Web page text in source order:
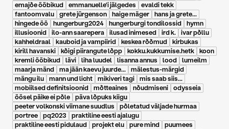
emajõe ööbikud
emmanuelle'i jälgedes
evaldi tekk
fantoomvalu
grete jürgenson haige mäger
hans ja grete...
hingede öö
hungerburg2024 hungerburgi tondilossid
hymn
illusioonid
ilo-ann saarepera ilusad inimesed ird k.
ivar põllu
kahheldraal
kauboid ja vampiirid keskea rõõmud
kirbukas
kirill havanski
kõigi piirangute lõpp kokku.kukkumise.hetk
koon
kremli ööbikud
lävi liha luudel lisanna annus lood
lumeilm
maarja mänd
ma jään kaevu juurde...
mälestus-märgid
mängu ilu
mann und licht mikiveri tagi
mis saab siis...
mobiilsed definitsioonid
mõtteaines nõudmiseni
odysseia
öösel päike ei põle
päva lõpuks kiigu
peeter volkonski viimane suudlus
põletatud väljade hurmaa
portree
pq2023
praktiline eesti ajalugu
praktiline eesti pidulaud
projekt elu pure mind
puumees